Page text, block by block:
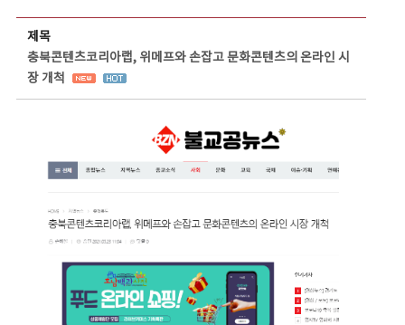
제목
충북콘텐츠코리아랩, 위메프와 손잡고 문화콘텐츠의 온라인 시
장 개척